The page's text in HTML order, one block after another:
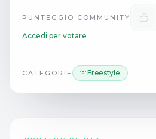
PUNTEGGIO COMMUNITY
Accedi per votare
CATEGORIE ➰ Freestyle